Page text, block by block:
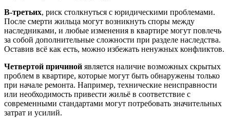
В-третьих, риск столкнуться с юридическими проблемами.
После смерти жильца могут возникнуть споры между
наследниками, и любые изменения в квартире могут повлечь
за собой дополнительные сложности при разделе наследства.
Оставив всё как есть, можно избежать ненужных конфликтов.
Четвертой причиной является наличие возможных скрытых
проблем в квартире, которые могут быть обнаружены только
при начале ремонта. Например, технические неисправности
или необходимость привести жильё в соответствие с
современными стандартами могут потребовать значительных
затрат и усилий.